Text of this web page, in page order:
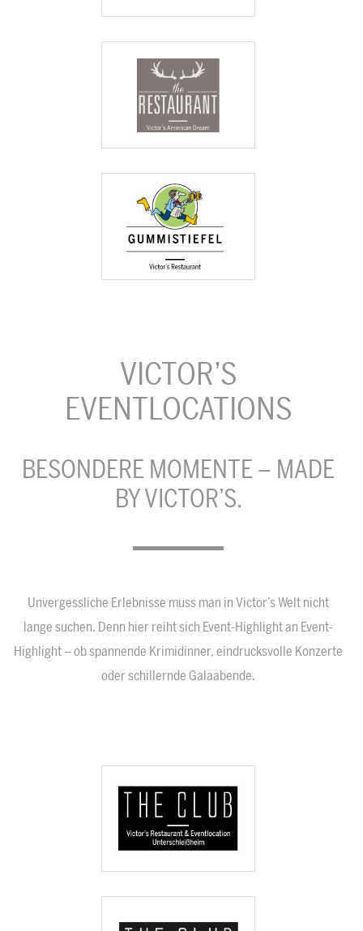
VICTOR’S
EVENTLOCATIONS
BESONDERE MOMENTE – MADE
BY VICTOR’S.
Unvergessliche Erlebnisse muss man in Victor’s Welt nicht
lange suchen. Denn hier reiht sich Event-Highlight an Event-
Highlight – ob spannende Krimidinner, eindrucksvolle Konzerte
oder schillernde Galaabende.